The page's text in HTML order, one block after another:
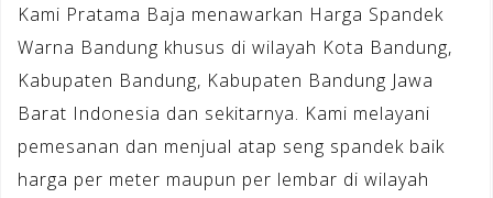
Kami Pratama Baja menawarkan Harga Spandek
Warna Bandung khusus di wilayah Kota Bandung,
Kabupaten Bandung, Kabupaten Bandung Jawa
Barat Indonesia dan sekitarnya. Kami melayani
pemesanan dan menjual atap seng spandek baik
harga per meter maupun per lembar di wilayah